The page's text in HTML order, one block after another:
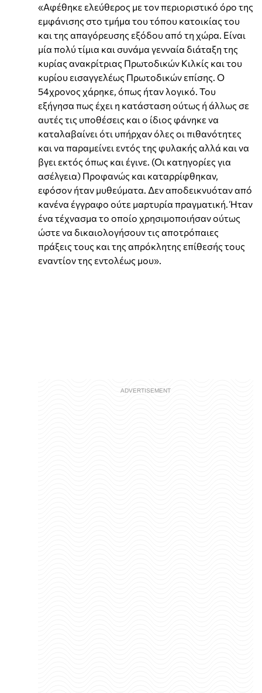
«Αφέθηκε ελεύθερος με τον περιοριστικό όρο της
εμφάνισης στο τμήμα του τόπου κατοικίας του
και της απαγόρευσης εξόδου από τη χώρα. Είναι
μία πολύ τίμια και συνάμα γενναία διάταξη της
κυρίας ανακρίτριας Πρωτοδικών Κιλκίς και του
κυρίου εισαγγελέως Πρωτοδικών επίσης. Ο
54χρονος χάρηκε, όπως ήταν λογικό. Του
εξήγησα πως έχει η κατάσταση ούτως ή άλλως σε
αυτές τις υποθέσεις και ο ίδιος φάνηκε να
καταλαβαίνει ότι υπήρχαν όλες οι πιθανότητες
και να παραμείνει εντός της φυλακής αλλά και να
βγει εκτός όπως και έγινε. (Οι κατηγορίες για
ασέλγεια) Προφανώς και καταρρίφθηκαν,
εφόσον ήταν μυθεύματα. Δεν αποδεικνυόταν από
κανένα έγγραφο ούτε μαρτυρία πραγματική. Ήταν
ένα τέχνασμα το οποίο χρησιμοποιήσαν ούτως
ώστε να δικαιολογήσουν τις αποτρόπαιες
πράξεις τους και της απρόκλητης επίθεσής τους
εναντίον της εντολέως μου».